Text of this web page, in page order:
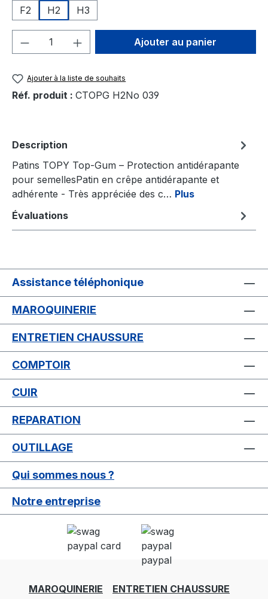
F2
H2 H3
Quantité de produit : Entrez la
Ajouter au panier
Ajouter à la liste de souhaits
Réf. produit : CTOPG H2No 039
Description
Patins TOPY Top-Gum – Protection antidérapante
pour semellesPatin en crêpe antidérapante et
adhérente - Très appréciée des c… Plus
Évaluations
Assistance téléphonique
MAROQUINERIE
ENTRETIEN CHAUSSURE
COMPTOIR
CUIR
REPARATION
OUTILLAGE
Qui sommes nous ?
Notre entreprise
MAROQUINERIE ENTRETIEN CHAUSSURE